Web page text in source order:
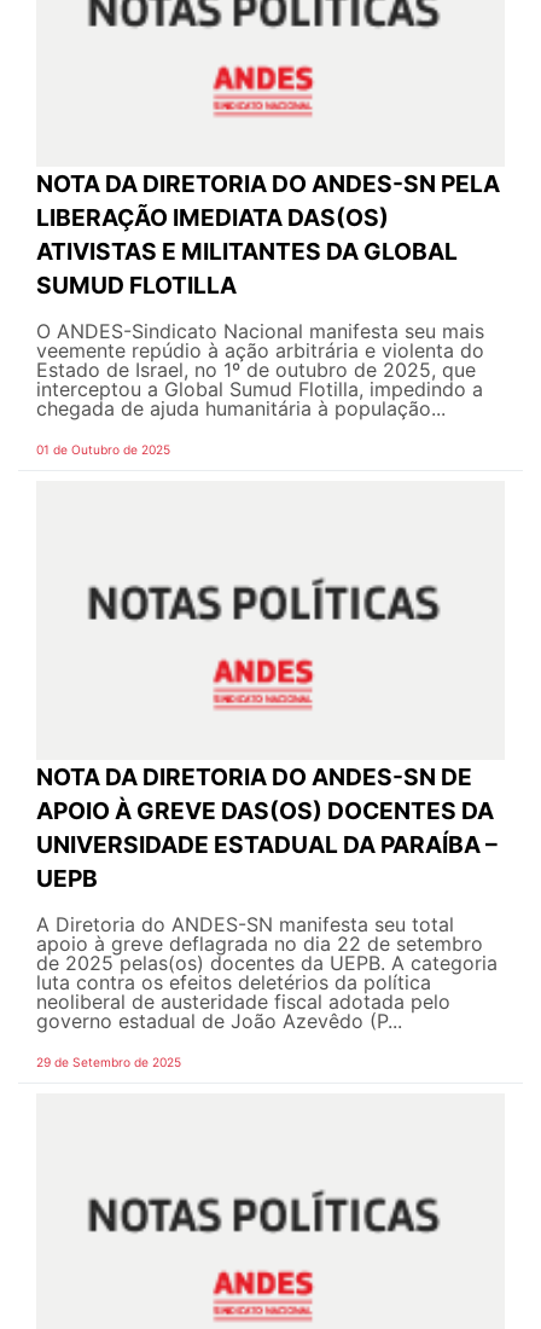
NOTA DA DIRETORIA DO ANDES-SN PELA
LIBERAÇÃO IMEDIATA DAS(OS)
ATIVISTAS E MILITANTES DA GLOBAL
SUMUD FLOTILLA
O ANDES-Sindicato Nacional manifesta seu mais
veemente repúdio à ação arbitrária e violenta do
Estado de Israel, no 1º de outubro de 2025, que
interceptou a Global Sumud Flotilla, impedindo a
chegada de ajuda humanitária à população...
01 de Outubro de 2025
NOTA DA DIRETORIA DO ANDES-SN DE
APOIO À GREVE DAS(OS) DOCENTES DA
UNIVERSIDADE ESTADUAL DA PARAÍBA –
UEPB
A Diretoria do ANDES-SN manifesta seu total
apoio à greve deflagrada no dia 22 de setembro
de 2025 pelas(os) docentes da UEPB. A categoria
luta contra os efeitos deletérios da política
neoliberal de austeridade fiscal adotada pelo
governo estadual de João Azevêdo (P...
29 de Setembro de 2025